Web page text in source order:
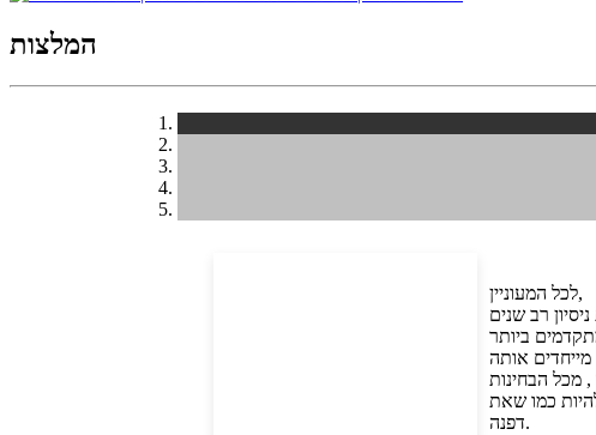
המלצות
לכל המעוניין,
רב שנים.
ביותר.
אותה.
מכל הבחינות.
כמו שאת!
דפנה.